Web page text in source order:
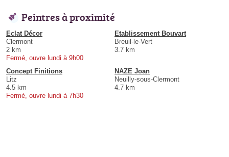
Peintres à proximité
Eclat Décor
Clermont
2 km
Fermé, ouvre lundi à 9h00
Etablissement Bouvart
Breuil-le-Vert
3.7 km
Concept Finitions
Litz
4.5 km
Fermé, ouvre lundi à 7h30
NAZE Joan
Neuilly-sous-Clermont
4.7 km